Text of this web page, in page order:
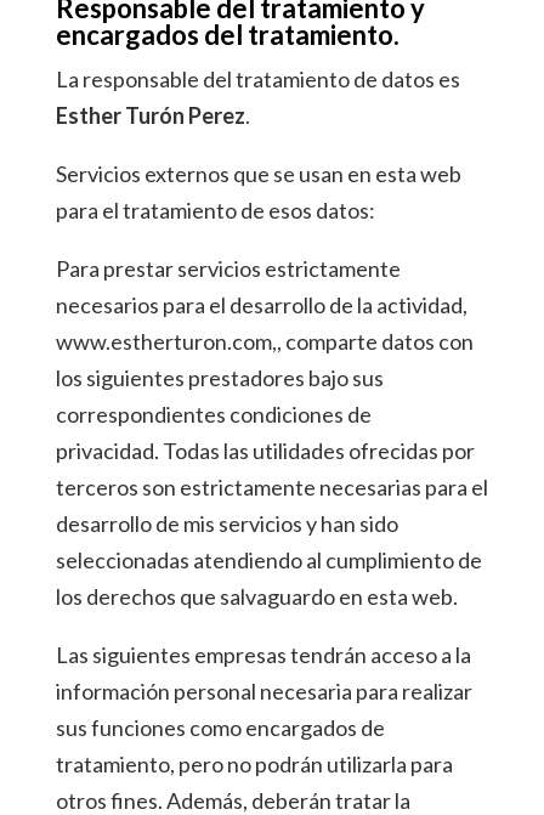
Responsable del tratamiento y
encargados del tratamiento.
La responsable del tratamiento de datos es
Esther Turón Perez.
Servicios externos que se usan en esta web
para el tratamiento de esos datos:
Para prestar servicios estrictamente
necesarios para el desarrollo de la actividad,
www.estherturon.com,, comparte datos con
los siguientes prestadores bajo sus
correspondientes condiciones de
privacidad. Todas las utilidades ofrecidas por
terceros son estrictamente necesarias para el
desarrollo de mis servicios y han sido
seleccionadas atendiendo al cumplimiento de
los derechos que salvaguardo en esta web.
Las siguientes empresas tendrán acceso a la
información personal necesaria para realizar
sus funciones como encargados de
tratamiento, pero no podrán utilizarla para
otros fines. Además, deberán tratar la